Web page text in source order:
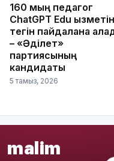
160 мың педагог
ChatGPT Edu қызметін
тегін пайдалана
– «Әділет»
партиясының
кандидаты
5 тамыз, 2026
malim